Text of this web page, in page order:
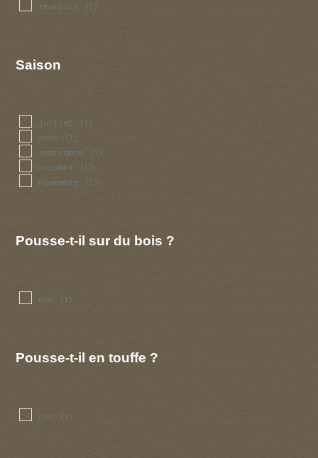
feuillus (1)
Saison
juillet (1)
aout (1)
septembre (1)
octobre (1)
novembre (1)
Pousse-t-il sur du bois ?
non (1)
Pousse-t-il en touffe ?
non (1)